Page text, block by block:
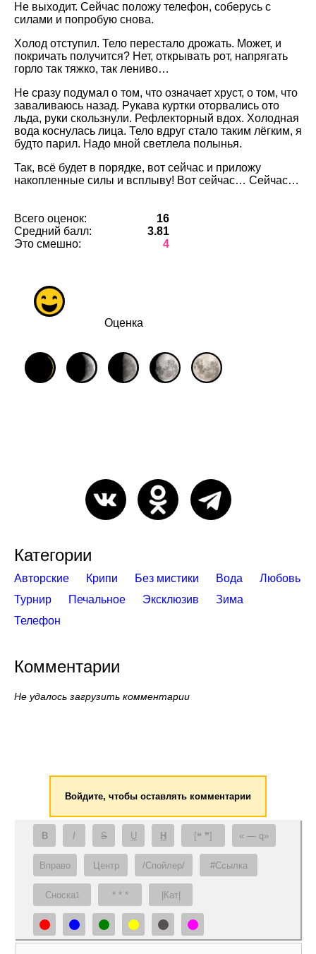
Не выходит. Сейчас положу телефон, соберусь с
силами и попробую снова.
Холод отступил. Тело перестало дрожать. Может, и
покричать получится? Нет, открывать рот, напрягать
горло так тяжко, так лениво…
Не сразу подумал о том, что означает хруст, о том, что
заваливаюсь назад. Рукава куртки оторвались ото
льда, руки скользнули. Рефлекторный вдох. Холодная
вода коснулась лица. Тело вдруг стало таким лёгким, я
будто парил. Надо мной светлела полынья.
Так, всё будет в порядке, вот сейчас и приложу
накопленные силы и всплыву! Вот сейчас… Сейчас…
Всего оценок:
16
Средний балл:
3.81
Это смешно:
4
Оценка
Категории
Авторские Крипи Без мистики Вода
Любовь
Турнир
Печальное Эксклюзив
Зима
Телефон
Комментарии
Не удалось загрузить комментарии
Войдите, чтобы оставлять комментарии
B I S U H [❝ ❞] — q
Вправо Центр /Спойлер/ #Ссылка
Сноска1 * * * |Кат|